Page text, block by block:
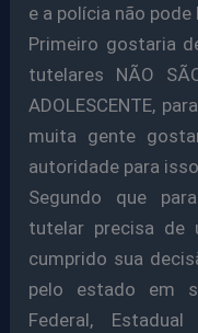
e a polícia não
Primeiro gostaria
tutelares NÃO
ADOLESCENTE,
muita gente
autoridade para
Segundo que
tutelar precisa de
cumprido sua
pelo estado em
Federal,